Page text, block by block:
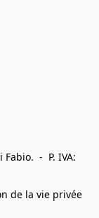
-  P. IVA:
de la vie privée